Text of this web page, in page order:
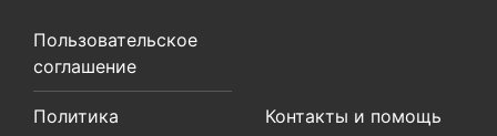
Пользовательское
соглашение
Политика
Контакты и помощь